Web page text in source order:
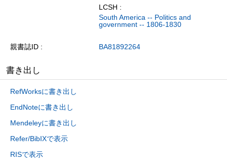
LCSH :
South America -- Politics and
government -- 1806-1830
親書誌ID BA81892264
書き出し
RefWorksに書き出し
EndNoteに書き出し
Mendeleyに書き出し
Refer/BibIXで表示
RISで表示